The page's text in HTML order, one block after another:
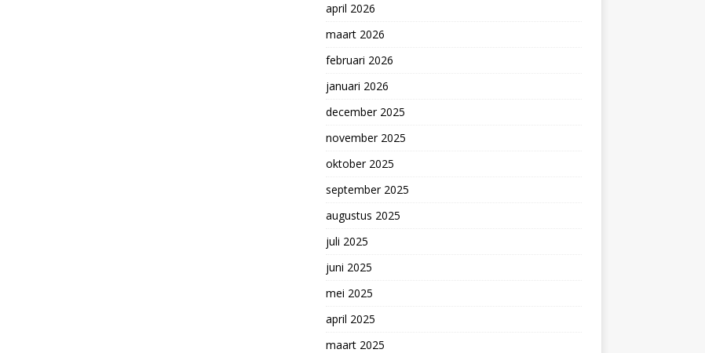
april 2026
maart 2026
februari 2026
januari 2026
december 2025
november 2025
oktober 2025
september 2025
augustus 2025
juli 2025
juni 2025
mei 2025
april 2025
maart 2025